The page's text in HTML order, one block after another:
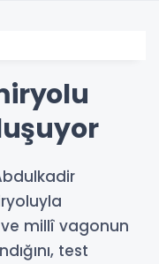
ve millî vagonun
test